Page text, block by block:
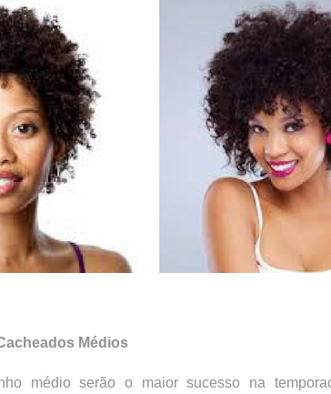
Médios
médio serão o maior sucesso na